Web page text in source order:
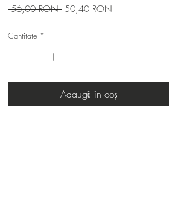
56,00 RON Preț
50,40 RON
Cantitate *
Adaugă în coș